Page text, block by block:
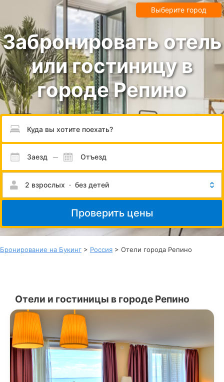
Забронировать отель
или гостиницу в
городе Репино
Заезд Отъезд
2 взрослых · без детей
Проверить цены
Выберите город
Бронирование на Букинг > Россия > Отели города Репино
Отели и гостиницы в городе Репино